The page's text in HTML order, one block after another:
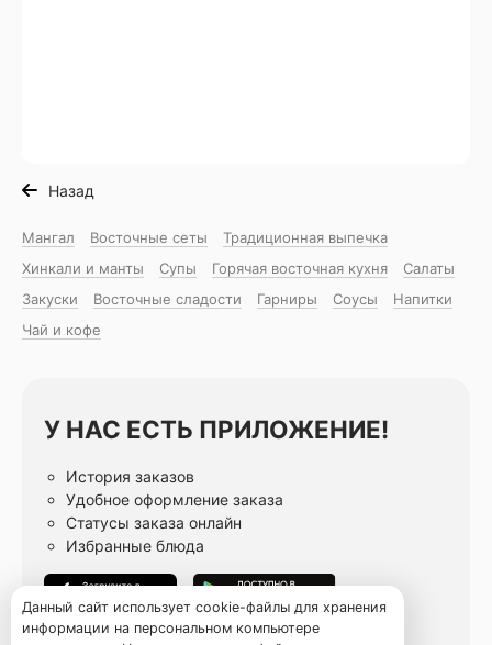
Назад
Мангал Восточные сеты
Традиционная выпечка
Хинкали и манты
Супы Горячая восточная куxня
Салаты
Закуски
Восточные сладости Гарниры Соусы
Напитки
Чай и кофе
У НАС ЕСТЬ ПРИЛОЖЕНИЕ!
История заказов
Удобное оформление заказа
Статусы заказа онлайн
Избранные блюда
Данный сайт использует cookie-файлы для хранения
информации на персональном компьютере